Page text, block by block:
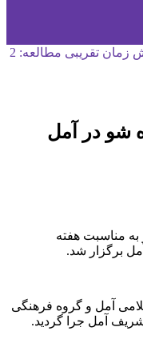
زمان تقریبی مطالعه: 2
شو در آمل
مناسبت هفته
برگزار شد.
آمل و گروه فرهنگی
آمل جرا گردید.